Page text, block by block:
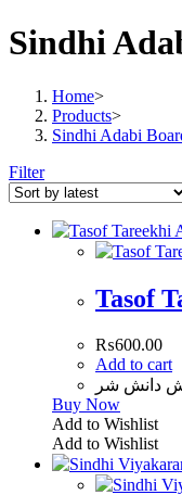
Sindhi
Home>
Products>
Sindhi Adabi
Filter
₨600.00
Add to cart
دانش شر
Buy Now
Add to Wishlist
Add to Wishlist